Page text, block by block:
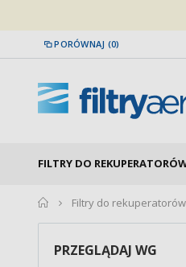
PORÓWNAJ (0)
FILTRY DO
home
Filtry do rekuperatorów
PRZEGLĄDAJ WG